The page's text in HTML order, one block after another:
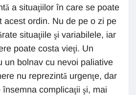
a situaţiilor în care se poate
acest ordin. Nu de pe o zi pe
situaţiile şi variabilele, iar
poate costa vieţi. Un
un bolnav cu nevoi paliative
nu reprezintă urgenţe, dar
complicaţii şi, mai